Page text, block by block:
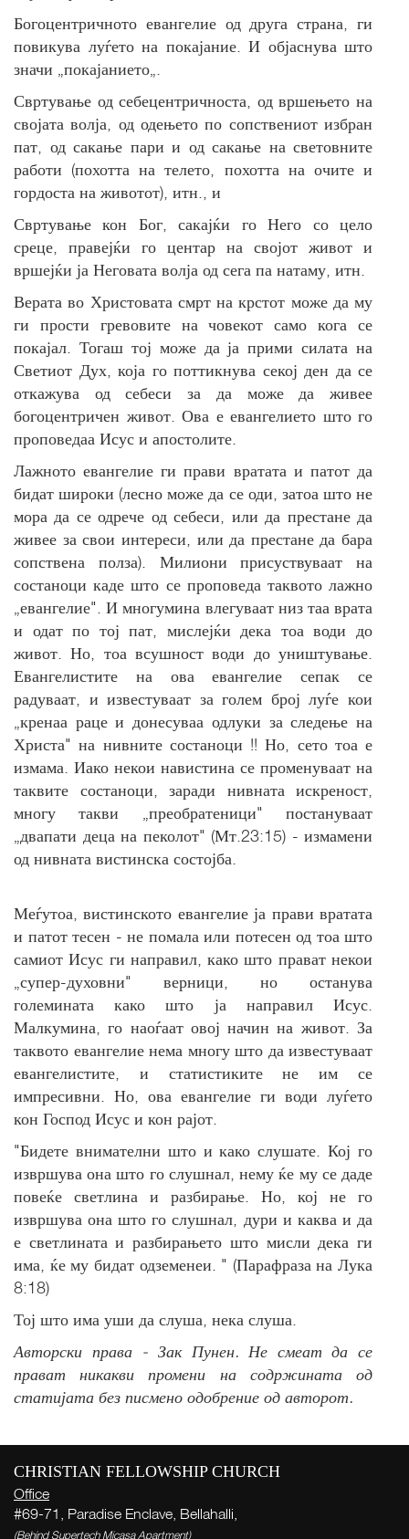
Богоцентричното евангелие од друга страна, ги
повикува луѓето на покајание. И објаснува што
значи „покајанието„.
Свртување од себецентричноста, од вршењето на
својата волја, од одењето по сопствениот избран
пат, од сакање пари и од сакање на световните
работи (похотта на телето, похотта на очите и
гордоста на животот), итн., и
Свртување кон Бог, сакајќи го Него со цело
среце, правејќи го центар на својот живот и
вршејќи ја Неговата волја од сега па натаму, итн.
Верата во Христовата смрт на крстот може да му
ги прости гревовите на човекот само кога се
покајал. Тогаш тој може да ја прими силата на
Светиот Дух, која го поттикнува секој ден да се
откажува од себеси за да може да живее
богоцентричен живот. Ова е евангелието што го
проповедаа Исус и апостолите.
Лажното евангелие ги прави вратата и патот да
бидат широки (лесно може да се оди, затоа што не
мора да се одрече од себеси, или да престане да
живее за свои интереси, или да престане да бара
сопствена полза). Милиони присуствуваат на
состаноци каде што се проповеда таквото лажно
„евангелие". И многумина влегуваат низ таа врата
и одат по тој пат, мислејќи дека тоа води до
живот. Но, тоа всушност води до уништување.
Евангелистите на ова евангелие сепак се
радуваат, и известуваат за голем број луѓе кои
„кренаа раце и донесуваа одлуки за следење на
Христа" на нивните состаноци !! Но, сето тоа е
измама. Иако некои навистина се променуваат на
таквите состаноци, заради нивната искреност,
многу такви „преобратеници" постануваат
„двапати деца на пеколот" (Мт.23:15) - измамени
од нивната вистинска состојба.
Меѓутоа, вистинското евангелие ја прави вратата
и патот тесен - не помала или потесен од тоа што
самиот Исус ги направил, како што прават некои
„супер-духовни" верници, но останува
големината како што ја направил Исус.
Малкумина, го наоѓаат овој начин на живот. За
таквото евангелие нема многу што да известуваат
евангелистите, и статистиките не им се
импресивни. Но, ова евангелие ги води луѓето
кон Господ Исус и кон рајот.
"Бидете внимателни што и како слушате. Кој го
извршува она што го слушнал, нему ќе му се даде
повеќе светлина и разбирање. Но, кој не го
извршува она што го слушнал, дури и каква и да
е светлината и разбирањето што мисли дека ги
има, ќе му бидат одземенеи. " (Парафраза на Лука
8:18)
Тој што има уши да слуша, нека слуша.
Авторски права - Зак Пунен. Не смеат да се
прават никакви промени на содржината од
статијата без писмено одобрение од авторот.
CHRISTIAN FELLOWSHIP CHURCH
Office
#69-71, Paradise Enclave, Bellahalli,
(Behind Supertech Micasa Apartment)